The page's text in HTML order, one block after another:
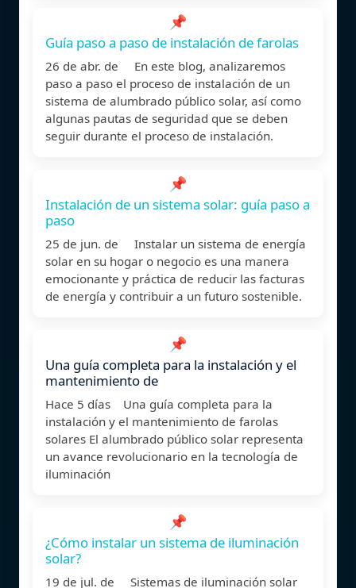
📌
Guía paso a paso de instalación de farolas
26 de abr. de En este blog, analizaremos
paso a paso el proceso de instalación de un
sistema de alumbrado público solar, así como
algunas pautas de seguridad que se deben
seguir durante el proceso de instalación.
📌
Instalación de un sistema solar: guía paso a
paso
25 de jun. de Instalar un sistema de energía
solar en su hogar o negocio es una manera
emocionante y práctica de reducir las facturas
de energía y contribuir a un futuro sostenible.
📌
Una guía completa para la instalación y el
mantenimiento de
Hace 5 días Una guía completa para la
instalación y el mantenimiento de farolas
solares El alumbrado público solar representa
un avance revolucionario en la tecnología de
iluminación
📌
¿Cómo instalar un sistema de iluminación
solar?
19 de jul. de Sistemas de iluminación solar